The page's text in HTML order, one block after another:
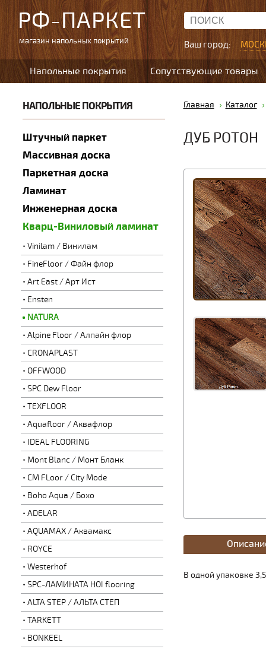
РФ-ПАРКЕТ
магазин напольных покрытий Ваш город:
Напольные покрытия Сопутствующие товары
НАПОЛЬНЫЕ ПОКРЫТИЯ
Штучный паркет
Массивная доска
Паркетная доска
Ламинат
Инженерная доска
Кварц-Виниловый ламинат
Vinilam / Винилам
FineFloor / Файн флор
Art East / Арт Ист
Ensten
NATURA
Alpine Floor / Алпайн флор
CRONAPLAST
OFFWOOD
SPC Dew Floor
TEXFLOOR
Aquafloor / Аквафлор
IDEAL FLOORING
Mont Blanc / Монт Бланк
CM FLoor / City Mode
Boho Aqua / Бохо
ADELAR
AQUAMAX / Аквамакс
ROYCE
Westerhof
SPC-ЛАМИНАТА HOI flooring
ALTA STEP / АЛЬТА СТЕП
TARKETT
BONKEEL
Главная Каталог
ДУБ РОТОН
В одной упаковке